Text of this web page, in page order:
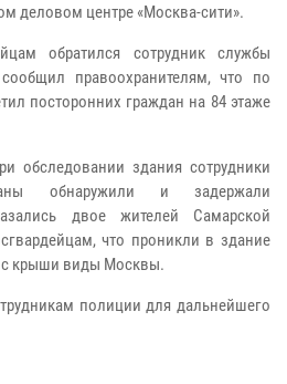
деловом центре «Москва-сити».
обратился сотрудник службы
правоохранителям, что по
посторонних граждан на 84 этаже
обследовании здания сотрудники
обнаружили и задержали
двое жителей Самарской
что проникли в здание
с крыши виды Москвы.
полиции для дальнейшего